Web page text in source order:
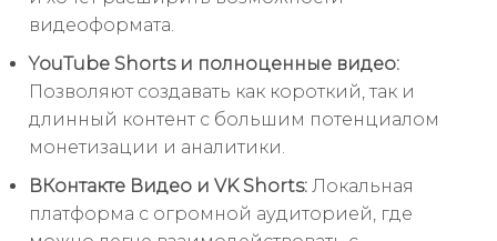
видеоформата.
YouTube Shorts и полноценные видео:
Позволяют создавать как короткий, так и
длинный контент с большим потенциалом
монетизации и аналитики.
ВКонтакте Видео и VK Shorts: Локальная
платформа с огромной аудиторией, где